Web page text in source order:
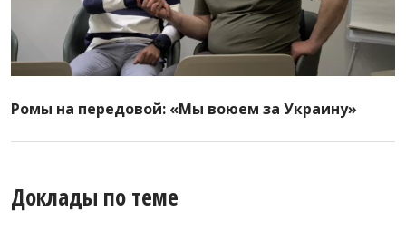
Ромы на передовой: «Мы воюем за Украину»
Доклады по теме